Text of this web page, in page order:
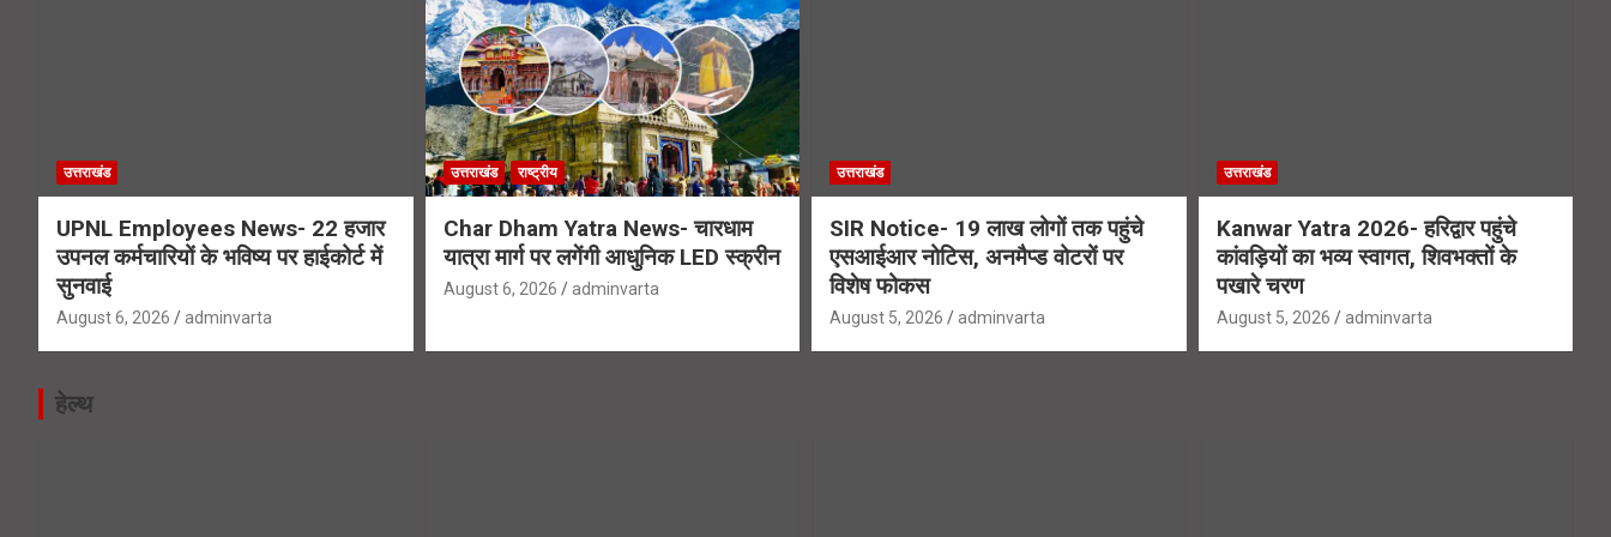
उत्तराखंड
UPNL Employees News- 22 हजार
उपनल कर्मचारियों के भविष्य पर हाईकोर्ट में
सुनवाई
August 6, 2026 adminvarta
उत्तराखंड राष्ट्रीय
Char Dham Yatra News- चारधाम
यात्रा मार्ग पर लगेंगी आधुनिक LED स्क्रीन
August 6, 2026 adminvarta
उत्तराखंड
SIR Notice- 19 लाख लोगों तक पहुंचे
एसआईआर नोटिस, अनमैप्ड वोटरों पर
विशेष फोकस
August 5, 2026 adminvarta
उत्तराखंड
Kanwar Yatra 2026- हरिद्वार पहुंचे
कांवड़ियों का भव्य स्वागत, शिवभक्तों के
पखारे चरण
August 5, 2026 adminvarta
हेल्थ